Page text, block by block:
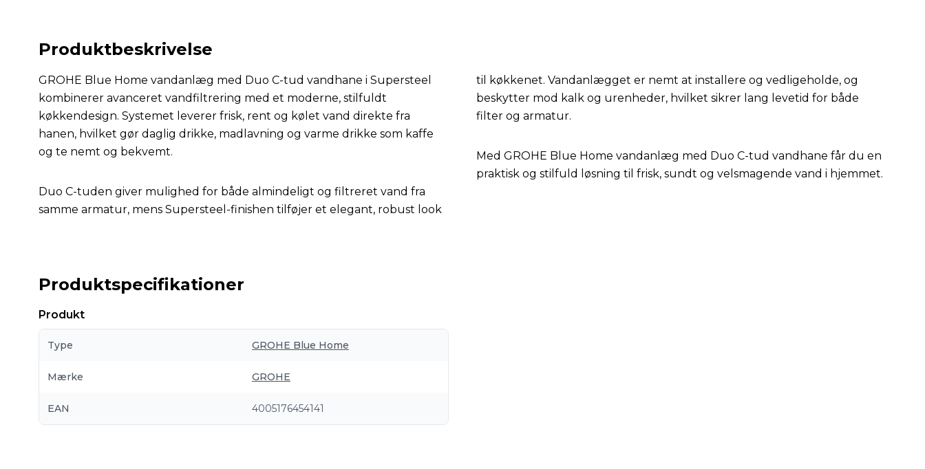
Produktbeskrivelse
GROHE Blue Home vandanlæg med Duo C-tud vandhane i Supersteel
kombinerer avanceret vandfiltrering med et moderne, stilfuldt
køkkendesign. Systemet leverer frisk, rent og kølet vand direkte fra
hanen, hvilket gør daglig drikke, madlavning og varme drikke som kaffe
og te nemt og bekvemt.
Duo C-tuden giver mulighed for både almindeligt og filtreret vand fra
samme armatur, mens Supersteel-finishen tilføjer et elegant, robust look
til køkkenet. Vandanlægget er nemt at installere og vedligeholde, og
beskytter mod kalk og urenheder, hvilket sikrer lang levetid for både
filter og armatur.
Med GROHE Blue Home vandanlæg med Duo C-tud vandhane får du en
praktisk og stilfuld løsning til frisk, sundt og velsmagende vand i hjemmet.
Produktspecifikationer
Produkt
Type GROHE Blue Home
Mærke GROHE
EAN 4005176454141